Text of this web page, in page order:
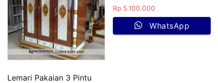
Lemari Pakaian 3 Pintu
Rp 5.100.000
WhatsApp